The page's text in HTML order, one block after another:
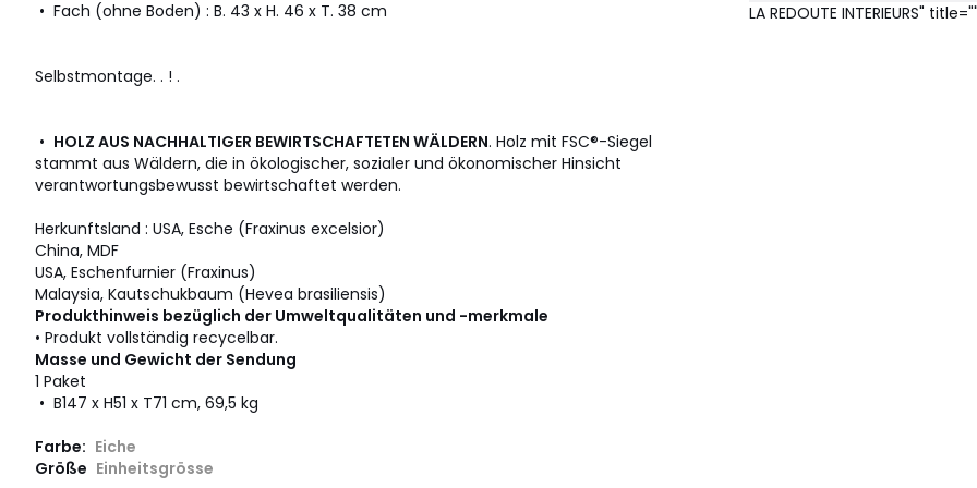
• Fach (ohne Boden) : B. 43 x H. 46 x T. 38 cm
Selbstmontage. . ! .
• HOLZ AUS NACHHALTIGER BEWIRTSCHAFTETEN WÄLDERN. Holz mit FSC®-Siegel
stammt aus Wäldern, die in ökologischer, sozialer und ökonomischer Hinsicht
verantwortungsbewusst bewirtschaftet werden.
Herkunftsland : USA, Esche (Fraxinus excelsior)
China, MDF
USA, Eschenfurnier (Fraxinus)
Malaysia, Kautschukbaum (Hevea brasiliensis)
Produkthinweis bezüglich der Umweltqualitäten und -merkmale
• Produkt vollständig recycelbar.
Masse und Gewicht der Sendung
1 Paket
• B147 x H51 x T71 cm, 69,5 kg
Farbe: Eiche
Größe Einheitsgrösse
LA REDOUTE INTERIEURS"